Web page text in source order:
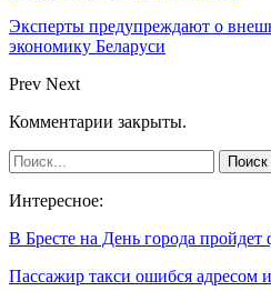
Эксперты предупреждают о
экономику Беларуси
Prev Next
Комментарии закрыты.
Интересное:
В Бресте на День города пройдет
Пассажир такси ошибся адресом